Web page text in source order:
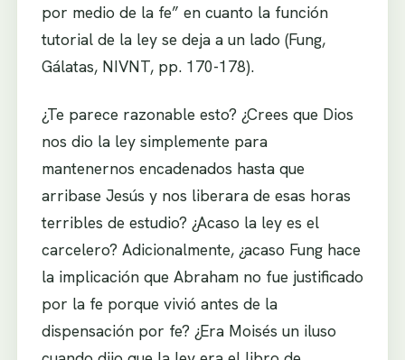
por medio de la fe” en cuanto la función
tutorial de la ley se deja a un lado (Fung,
Gálatas, NIVNT, pp. 170-178).
¿Te parece razonable esto? ¿Crees que Dios
nos dio la ley simplemente para
mantenernos encadenados hasta que
arribase Jesús y nos liberara de esas horas
terribles de estudio? ¿Acaso la ley es el
carcelero? Adicionalmente, ¿acaso Fung hace
la implicación que Abraham no fue justificado
por la fe porque vivió antes de la
dispensación por fe? ¿Era Moisés un iluso